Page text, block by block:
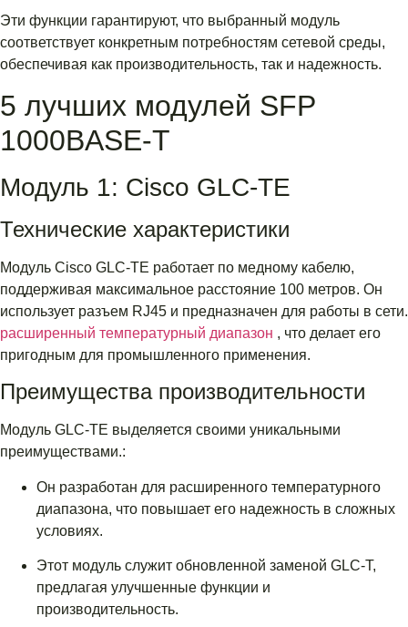
Эти функции гарантируют, что выбранный модуль
соответствует конкретным потребностям сетевой среды,
обеспечивая как производительность, так и надежность.
5 лучших модулей SFP
1000BASE-T
Модуль 1: Cisco GLC-TE
Технические характеристики
Модуль Cisco GLC-TE работает по медному кабелю,
поддерживая максимальное расстояние 100 метров. Он
использует разъем RJ45 и предназначен для работы в сети.
расширенный температурный диапазон , что делает его
пригодным для промышленного применения.
Преимущества производительности
Модуль GLC-TE выделяется своими уникальными
преимуществами.:
Он разработан для расширенного температурного
диапазона, что повышает его надежность в сложных
условиях.
Этот модуль служит обновленной заменой GLC-T,
предлагая улучшенные функции и
производительность.